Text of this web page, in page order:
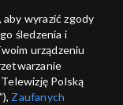
wyrazić zgody
śledzenia i
urządzeniu
Polską
Zaufanych